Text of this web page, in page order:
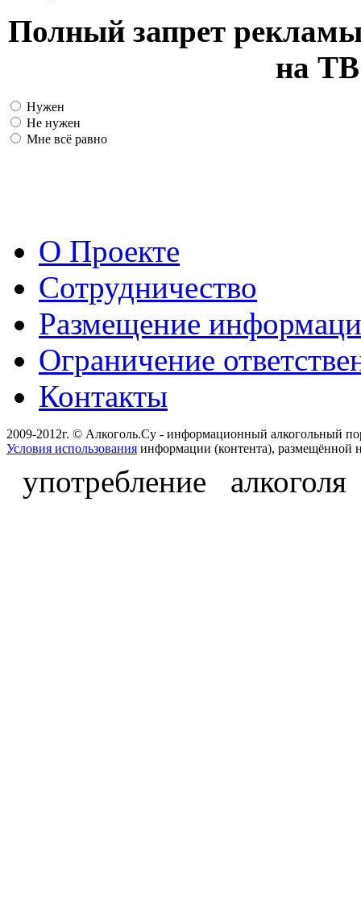
Полный запрет
на ТВ
Нужен
Не нужен
Мне всё равно
О Проекте
Сотрудничество
Размещение
Ограничение
Контакты
2009-2012г. © Алкоголь.Су - информационный алкогольный
Условия использования информации (контента), размещённой
употребление